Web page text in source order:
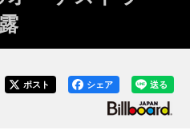
送る
シェア
ポスト